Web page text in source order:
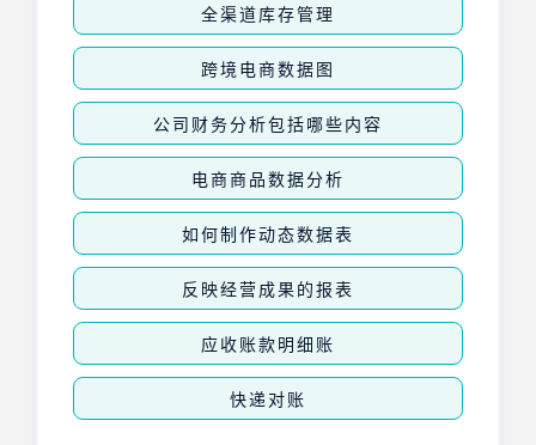
全渠道库存管理
跨境电商数据图
公司财务分析包括哪些内容
电商商品数据分析
如何制作动态数据表
反映经营成果的报表
应收账款明细账
快递对账